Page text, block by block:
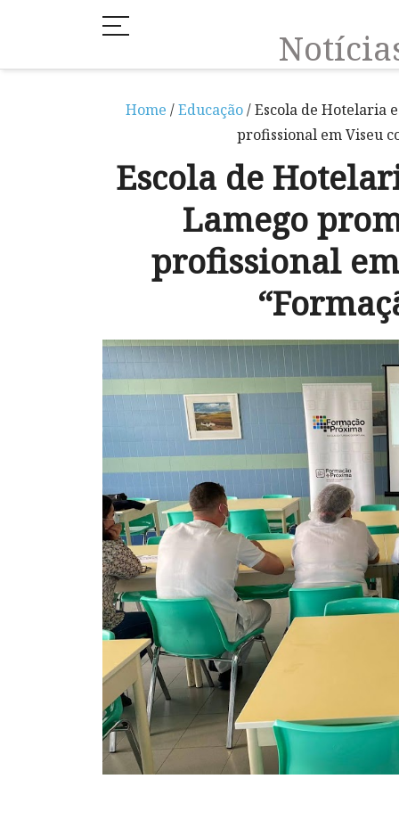
Home /Educação/ Escola de Hotelaria
profissional em Viseu
Escola de
Lamego
profissional